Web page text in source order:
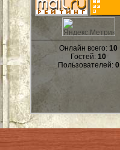
Онлайн всего:10
Гостей: 10
Пользователей: 0